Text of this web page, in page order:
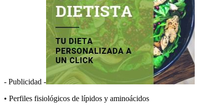
- Publicidad -
• Perfiles fisiológicos de lípidos y aminoácidos